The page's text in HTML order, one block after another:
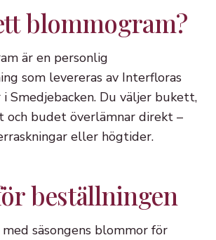
blommogram?
är en personlig
som levereras av Interfloras
Smedjebacken. Du väljer bukett,
och budet överlämnar direkt –
eller högtider.
beställningen
säsongens blommor för